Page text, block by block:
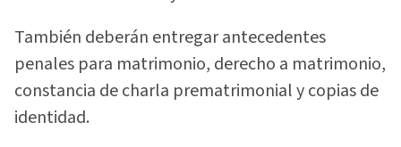
También deberán entregar antecedentes
penales para matrimonio, derecho a matrimonio,
constancia de charla prematrimonial y copias de
identidad.